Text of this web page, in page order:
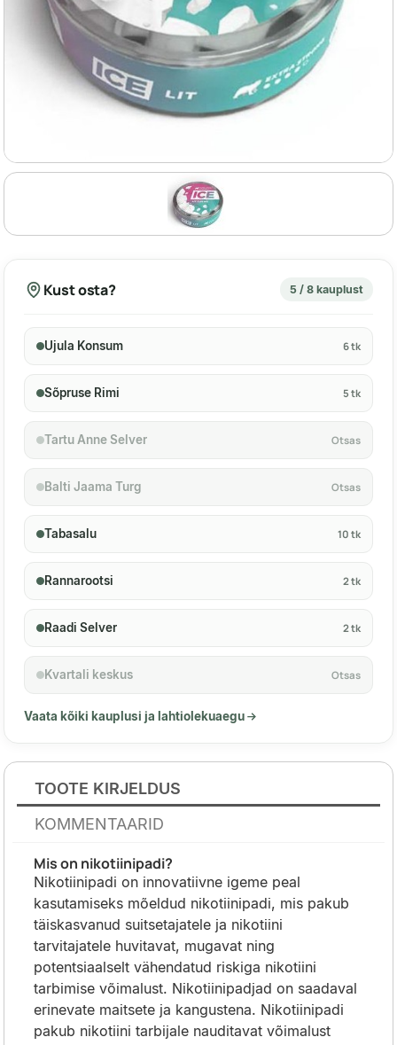
Kust osta? 5 / 8 kauplust
Ujula Konsum 6 tk
Sõpruse Rimi 5 tk
Tartu Anne Selver Otsas
Balti Jaama Turg Otsas
Tabasalu 10 tk
Rannarootsi 2 tk
Raadi Selver 2 tk
Kvartali keskus Otsas
Vaata kõiki kauplusi ja lahtiolekuaegu
TOOTE KIRJELDUS
KOMMENTAARID
Mis on nikotiinipadi?
Nikotiinipadi on innovatiivne igeme peal
kasutamiseks mõeldud nikotiinipadi, mis pakub
täiskasvanud suitsetajatele ja nikotiini
tarvitajatele huvitavat, mugavat ning
potentsiaalselt vähendatud riskiga nikotiini
tarbimise võimalust. Nikotiinipadjad on saadaval
erinevate maitsete ja kangustena. Nikotiinipadi
pakub nikotiini tarbijale nauditavat võimalust